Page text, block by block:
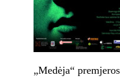
„Medėja“